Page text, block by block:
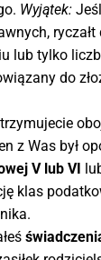
Wyjątek:
lub tylko
do
z Was był
V lub VI
klas